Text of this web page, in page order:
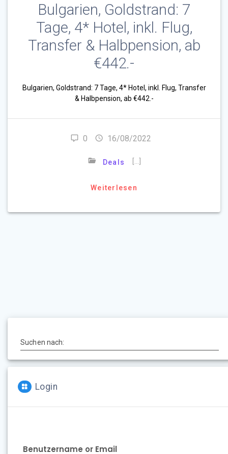
Bulgarien, Goldstrand: 7
Tage, 4* Hotel, inkl. Flug,
Transfer & Halbpension, ab
€442.-
Bulgarien, Goldstrand: 7 Tage, 4* Hotel, inkl. Flug, Transfer
& Halbpension, ab €442.-
0 16/08/2022
Deals […]
Weiterlesen
Suchen nach:
Login
Benutzername or Email